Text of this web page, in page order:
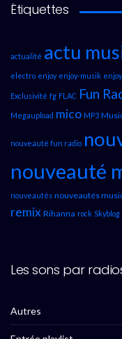
Étiquettes
actualité actu
electro enjoy enjoy-musik
Exclusivité fg FLAC Fun
Megaupload mico MP3
nouveauté fun radio
nouveauté
nouveautés nouveautés
remix Rihanna rock Skyblog
Les sons par
Autres